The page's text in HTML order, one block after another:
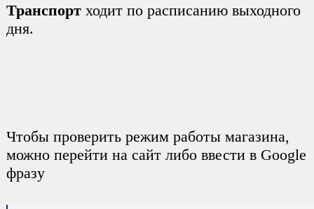
Транспортходит по расписанию выходного
дня.
Чтобы проверить режим работы магазина,
можно перейти на сайт либо ввести в Google
фразу